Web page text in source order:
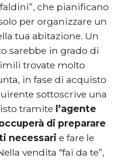
che pianificano
per organizzare un
tua abitazione. Un
sarebbe in grado di
trovate molto
in fase di acquisto
sottoscrive una
tramite l’agente
di preparare
necessari e fare le
vendita “fai da te”,